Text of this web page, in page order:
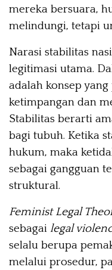
mereka bersuara,
melindungi, tetapi
Narasi stabilitas
legitimasi utama.
adalah konsep
ketimpangan dan
Stabilitas berarti
bagi tubuh. Ketika
hukum, maka
sebagai gangguan
struktural.
Feminist Legal
sebagai legal
selalu berupa
melalui prosedur,